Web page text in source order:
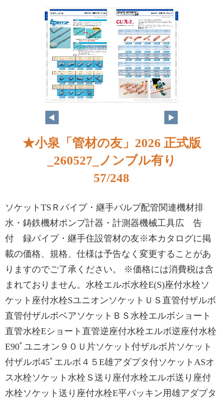
★小泉「管材の友」2026 正式版
_260527_ノンブル有り
57/248
ソケットTSＲパイプ・継手バルブ配管関連機材排
水・鋳鉄機材ポンプ計器・計測器機械工具広 告
付 録パイプ・継手住設管材の友※本カタログに掲
載の価格、規格、仕様は予告なく変更することがあ
りますのでご了承ください。 ※価格には消費税は含
まれておりません。⽔栓エルボ⽔栓E(S)座付⽔栓ソ
ケット座付⽔栓SユニオンソケットＵＳ直管付ザルボ
直管付ザルボベアソケットＢＳ⽔栓エルボショート
直管⽔栓Eショート直管逆座付⽔栓エルボ逆座付⽔栓
E90ﾟユニオン９０Ｕ⽚ソケット付ザルボ⽚ソケット
付ザルボ45ﾟエルボ４５E雄アダプタ付ソケットASオ
ス⽔栓ソケット⽔栓Ｓ送り座付⽔栓エルボ送り座付
⽔栓ソケット送り座付⽔栓E平パッキン⽤雄アダプタ